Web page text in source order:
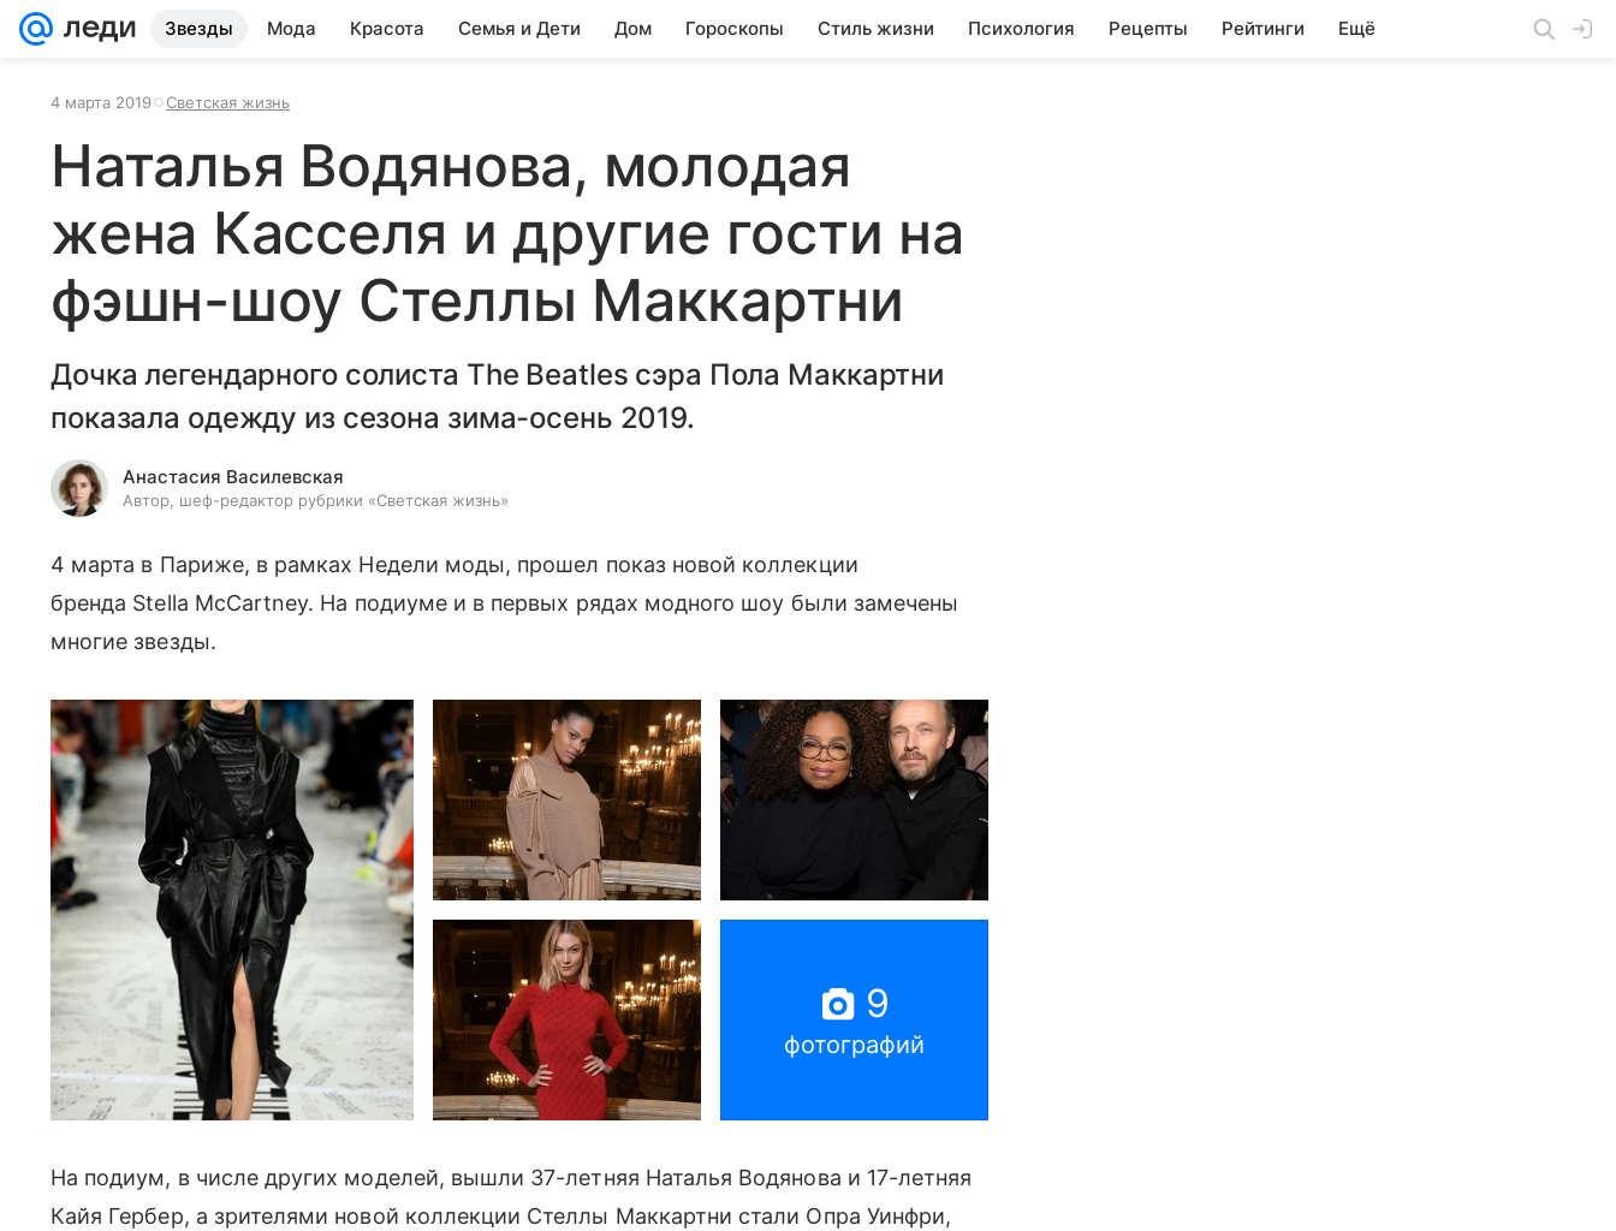
Звезды Мода Красота Семья и Дети Дом Гороскопы Стиль жизни Психология Рецепты Рейтинги Ещё
4 марта 2019 Светская жизнь
Наталья Водянова, молодая
жена Касселя и другие гости на
фэшн-шоу Стеллы Маккартни
Дочка легендарного солиста The Beatles сэра Пола Маккартни
показала одежду из сезона зима-осень 2019.
Анастасия Василевская
Автор, шеф-редактор рубрики «Светская жизнь»
4 марта в Париже, в рамках Недели моды, прошел показ новой коллекции
бренда Stella McCartney. На подиуме и в первых рядах модного шоу были замечены
многие звезды.
9
фотографий
На подиум, в числе других моделей, вышли 37-летняя Наталья Водянова и 17-летняя
Кайя Гербер, а зрителями новой коллекции Стеллы Маккартни стали Опра Уинфри,